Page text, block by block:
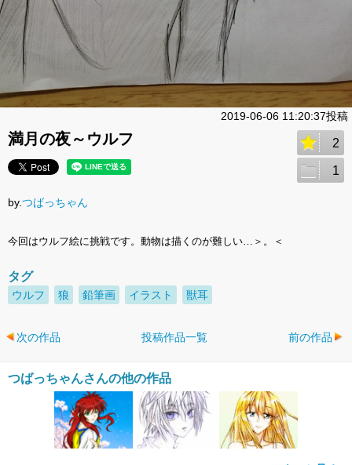
2019-06-06 11:20:37投稿
満月の夜～ウルフ 2
1
by.つばっちゃん
今回はウルフ絵に挑戦です。動物は描くのが難しい…＞。＜
タグ
ウルフ 狼 鉛筆画 イラスト 獣耳
次の作品 投稿作品一覧 前の作品
つばっちゃんさんの他の作品